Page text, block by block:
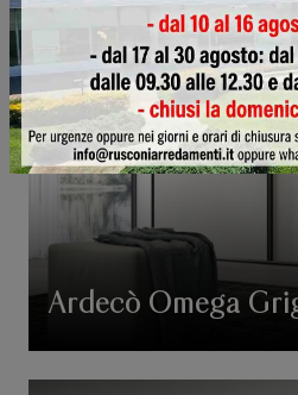
Ardecò Omega